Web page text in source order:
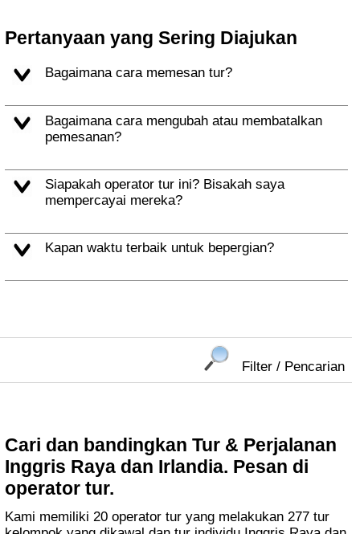
Pertanyaan yang Sering Diajukan
Bagaimana cara memesan tur?
Bagaimana cara mengubah atau membatalkan
pemesanan?
Siapakah operator tur ini? Bisakah saya
mempercayai mereka?
Kapan waktu terbaik untuk bepergian?
Filter / Pencarian
Cari dan bandingkan Tur & Perjalanan
Inggris Raya dan Irlandia. Pesan di
operator tur.
Kami memiliki 20 operator tur yang melakukan 277 tur